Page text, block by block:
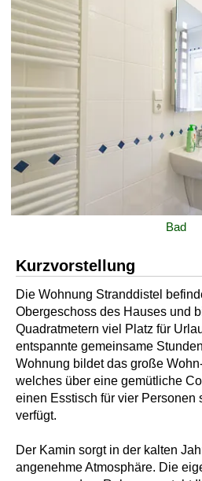
Bad
Kurzvorstellung
Die Wohnung Stranddistel
Obergeschoss des Hauses und
Quadratmetern viel Platz für
entspannte gemeinsame
Wohnung bildet das große
welches über eine gemütliche
einen Esstisch für vier Personen
verfügt.
Der Kamin sorgt in der kalten
angenehme Atmosphäre. Die